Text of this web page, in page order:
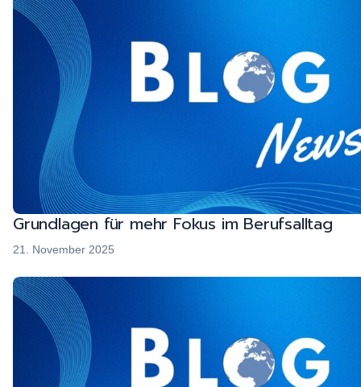
Grundlagen für mehr Fokus im Berufsalltag
21. November 2025